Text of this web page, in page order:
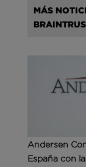
MÁS
Andersen
España con